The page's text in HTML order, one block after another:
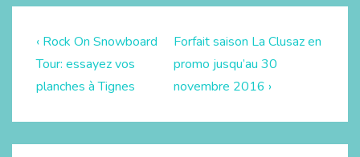
‹ Rock On Snowboard
Tour: essayez vos
planches à Tignes
Forfait saison La Clusaz en
promo jusqu’au 30
novembre 2016 ›